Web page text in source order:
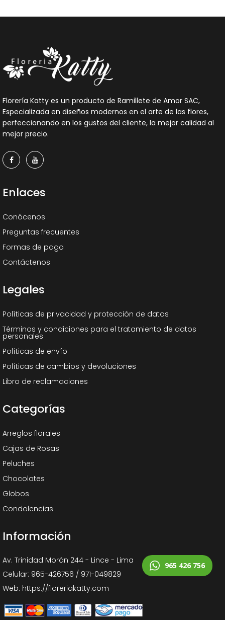
Florería Katty es un producto de Ramillete de Amor SAC,
Especializada en diseños modernos en el arte de las flores,
perfeccionando en los gustos del cliente, la mejor calidad al
mejor precio.
Enlaces
Conócenos
Preguntas frecuentes
Formas de pago
Contáctenos
Legales
Políticas de privacidad y protección de datos
Términos y condiciones para el tratamiento de datos
personales
Políticas de envío
Políticas de cambios y devoluciones
Libro de reclamaciones
Categorías
Arreglos florales
Cajas de Rosas
Peluches
Chocolates
Globos
Condolencias
Información
Av. Trinidad Morán 244 - Lince - Lima
Celular: 965-426756 / 971-049829
Web: https://floreriakatty.com
965 426 756